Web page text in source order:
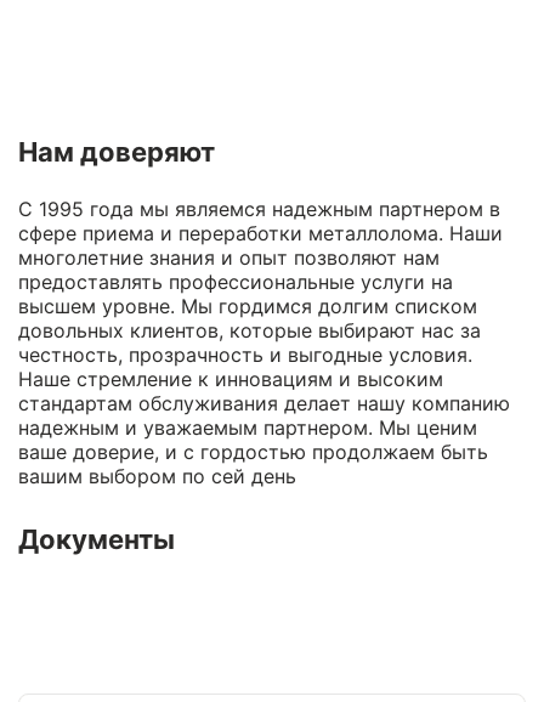
Нам доверяют
С 1995 года мы являемся надежным партнером в
сфере приема и переработки металлолома. Наши
многолетние знания и опыт позволяют нам
предоставлять профессиональные услуги на
высшем уровне. Мы гордимся долгим списком
довольных клиентов, которые выбирают нас за
честность, прозрачность и выгодные условия.
Наше стремление к инновациям и высоким
стандартам обслуживания делает нашу компанию
надежным и уважаемым партнером. Мы ценим
ваше доверие, и с гордостью продолжаем быть
вашим выбором по сей день
Документы